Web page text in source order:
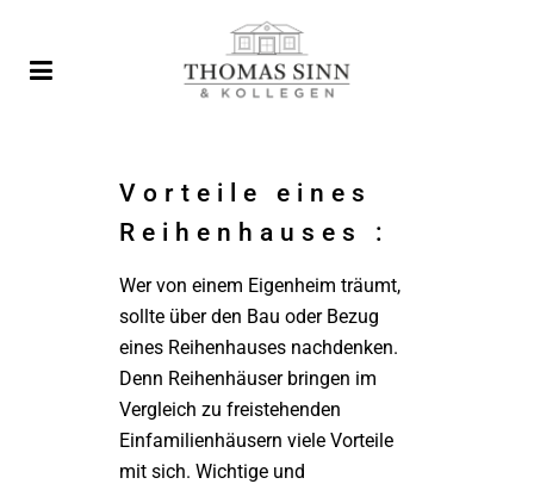
Vorteile eines
Reihenhauses :
Wer von einem Eigenheim träumt,
sollte über den Bau oder Bezug
eines Reihenhauses nachdenken.
Denn Reihenhäuser bringen im
Vergleich zu freistehenden
Einfamilienhäusern viele Vorteile
mit sich. Wichtige und